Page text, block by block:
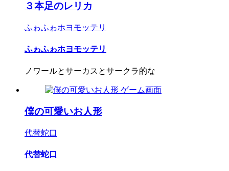
３本足のレリカ
ふゎふゎホヨモッテリ
ふゎふゎホヨモッテリ
ノワールとサーカスとサークラ的な
僕の可愛いお人形
代替蛇口
代替蛇口